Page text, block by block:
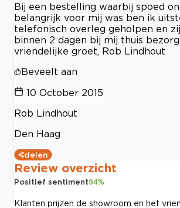
Bij een bestelling waarbij spoed
belangrijk voor mij was ben ik
telefonisch overleg geholpen en
binnen 2 dagen bij mij thuis
vriendelijke groet, Rob Lindhout
Beveelt aan
10 October 2015
Rob Lindhout
Den Haag
delen
Review overzicht
Positief sentiment94%
Klanten prijzen de showroom en het